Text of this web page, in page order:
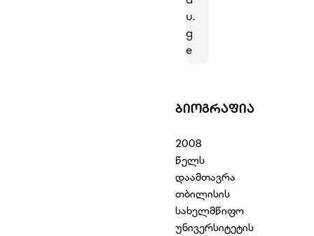
u.
g
e
ᲑᲘᲝᲒᲠᲐᲤᲘᲐ
2008
წელს
დაამთავრა
თბილისის
სახელმწიფო
უნივერსიტეტის